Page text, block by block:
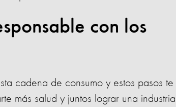
con los
cadena de consumo y estos pasos te
más salud y juntos lograr una industria